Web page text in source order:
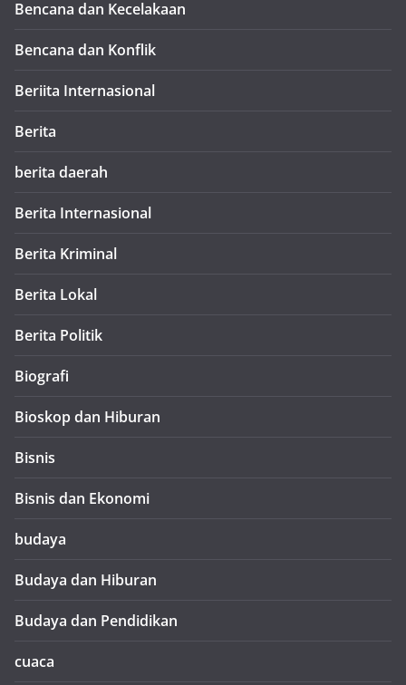
Bencana dan Kecelakaan
Bencana dan Konflik
Beriita Internasional
Berita
berita daerah
Berita Internasional
Berita Kriminal
Berita Lokal
Berita Politik
Biografi
Bioskop dan Hiburan
Bisnis
Bisnis dan Ekonomi
budaya
Budaya dan Hiburan
Budaya dan Pendidikan
cuaca